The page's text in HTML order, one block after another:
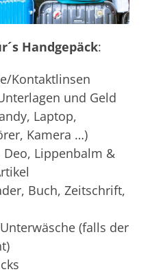
Handgepäck:
Kontaktlinsen
und Geld
Laptop,
Kamera …)
Lippenbalm &
Buch, Zeitschrift,
(falls der